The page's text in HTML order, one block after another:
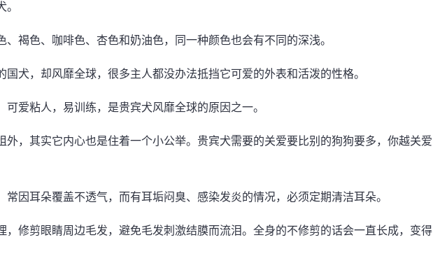
、褐色、咖啡色、杏色和奶油色，同一种颜色也会有不同的深浅。
国犬，却风靡全球，很多主人都没办法抵挡它可爱的外表和活泼的性格。
爱粘人，易训练，是贵宾犬风靡全球的原因之一。
外，其实它内心也是住着一个小公举。贵宾犬需要的关爱要比别的狗狗要多，你越关爱
常因耳朵覆盖不透气，而有耳垢闷臭、感染发炎的情况，必须定期清洁耳朵。
，修剪眼睛周边毛发，避免毛发刺激结膜而流泪。全身的不修剪的话会一直长成，变得